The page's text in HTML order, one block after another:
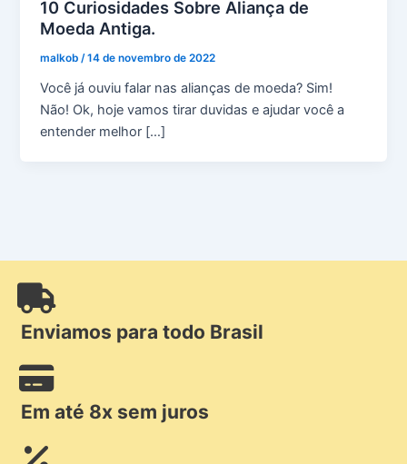
10 Curiosidades Sobre Aliança de
Moeda Antiga.
malkob /14 de novembro de 2022
Você já ouviu falar nas alianças de moeda? Sim!
Não! Ok, hoje vamos tirar duvidas e ajudar você a
entender melhor […]
Enviamos para todo Brasil
Em até 8x sem juros